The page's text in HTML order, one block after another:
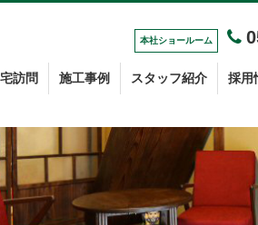
本社ショールーム
訪問 施工事例 スタッフ紹介 採用